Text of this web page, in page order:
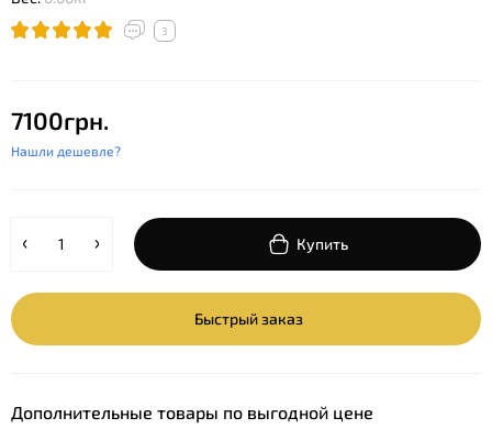
3
7100грн.
Нашли дешевле?
Купить
Быстрый заказ
Дополнительные товары по выгодной цене